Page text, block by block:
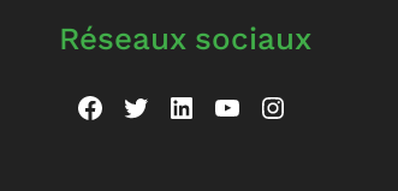
Réseaux sociaux
Facebook
Twitter
LinkedIn
YouTubeInstagram